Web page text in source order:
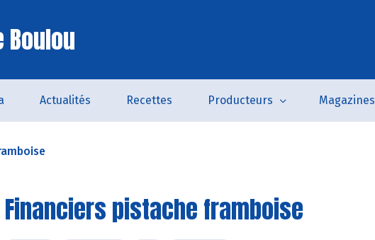
Boulou
Actualités Recettes Producteurs Magazines
Financiers pistache framboise